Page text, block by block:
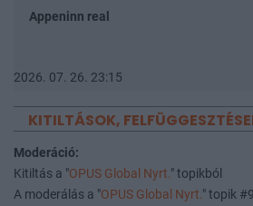
Appeninn real
2026. 07. 26. 23:15
KITILTÁSOK,
Moderáció:
Kitiltás a "OPUS Global Nyrt." topikból
A moderálás a "OPUS Global Nyrt." topik